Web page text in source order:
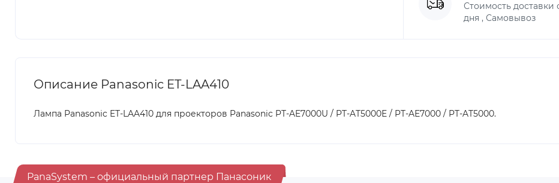
Стоимость доставки
дня , Самовывоз
Описание Panasonic ET-LAA410
Лампа Panasonic ET-LAA410 для проекторов Panasonic PT-AE7000U / PT-AT5000E / PT-AE7000 / PT-AT5000.
PanaSystem – официальный партнер Панасоник